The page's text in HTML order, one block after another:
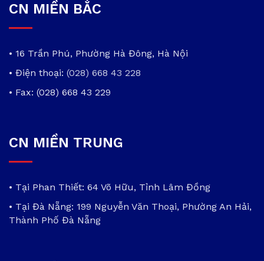
CN MIỀN BẮC
• 16 Trần Phú, Phường Hà Đông, Hà Nội
• Điện thoại: (028) 668 43 228
• Fax: (028) 668 43 229
CN MIỀN TRUNG
• Tại Phan Thiết: 64 Võ Hữu, Tỉnh Lâm Đồng
• Tại Đà Nẵng: 199 Nguyễn Văn Thoại, Phường An Hải,
Thành Phố Đà Nẵng